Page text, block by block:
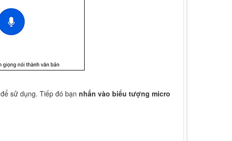
để sử dụng. Tiếp đó bạn nhấn vào biểu tượng micro